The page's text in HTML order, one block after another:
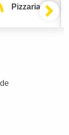
Pizzarias